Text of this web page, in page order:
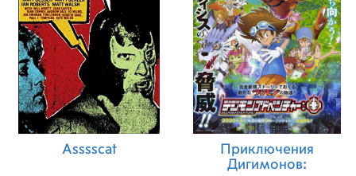
Asssscat
Приключения
Дигимонов: